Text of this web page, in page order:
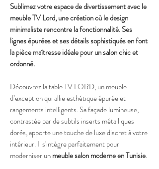
Sublimez votre espace de divertissement avec le
meuble TV Lord, une création où le design
minimaliste rencontre la fonctionnalité. Ses
lignes épurées et ses détails sophistiqués en font
la pièce maîtresse idéale pour un salon chic et
ordonné.
Découvrez la table TV LORD, un meuble
d’exception qui allie esthétique épurée et
rangements intelligents. Sa façade lumineuse,
contrastée par de subtils inserts métalliques
dorés, apporte une touche de luxe discret à votre
intérieur. Il s'intègre parfaitement pour
moderniser unmeuble salon moderne en Tunisie.